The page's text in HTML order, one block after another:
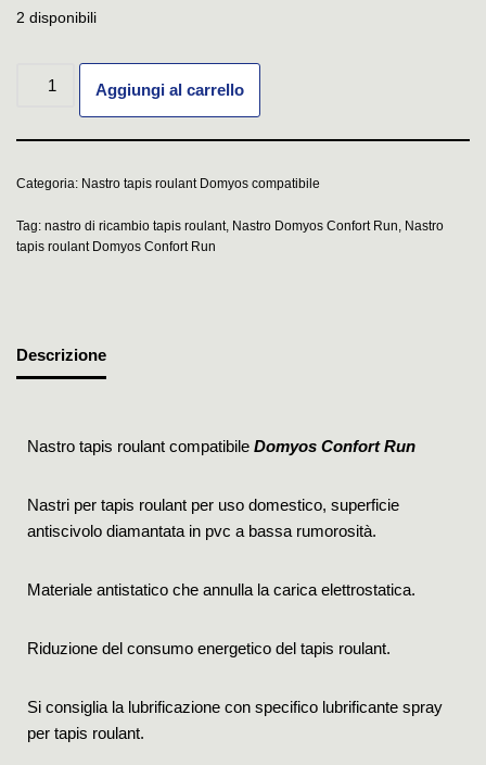
2 disponibili
Aggiungi al carrello
Categoria: Nastro tapis roulant Domyos compatibile
Tag: nastro di ricambio tapis roulant, Nastro Domyos Confort Run, Nastro
tapis roulant Domyos Confort Run
Descrizione
Nastro tapis roulant compatibile Domyos Confort Run
Nastri per tapis roulant per uso domestico, superficie
antiscivolo diamantata in pvc a bassa rumorosità.
Materiale antistatico che annulla la carica elettrostatica.
Riduzione del consumo energetico del tapis roulant.
Si consiglia la lubrificazione con specifico lubrificante spray
per tapis roulant.